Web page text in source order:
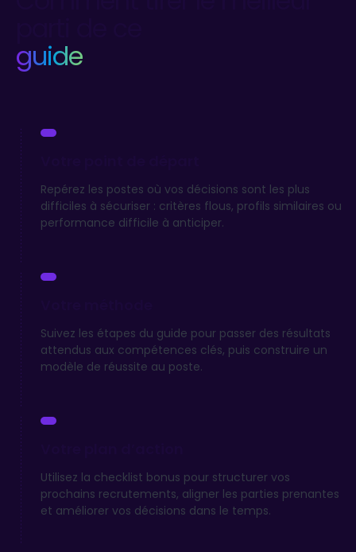
guide
Repérez les postes où vos décisions sont les plus
difficiles à sécuriser : critères flous, profils similaires ou
performance difficile à anticiper.
Suivez les étapes du guide pour passer des résultats
attendus aux compétences clés, puis construire un
modèle de réussite au poste.
Utilisez la checklist bonus pour structurer vos
prochains recrutements, aligner les parties prenantes
et améliorer vos décisions dans le temps.